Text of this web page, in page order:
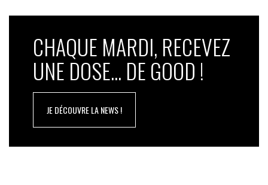
CHAQUE MARDI, RECEVEZ
UNE DOSE... DE GOOD !
JE DÉCOUVRE LA NEWS !